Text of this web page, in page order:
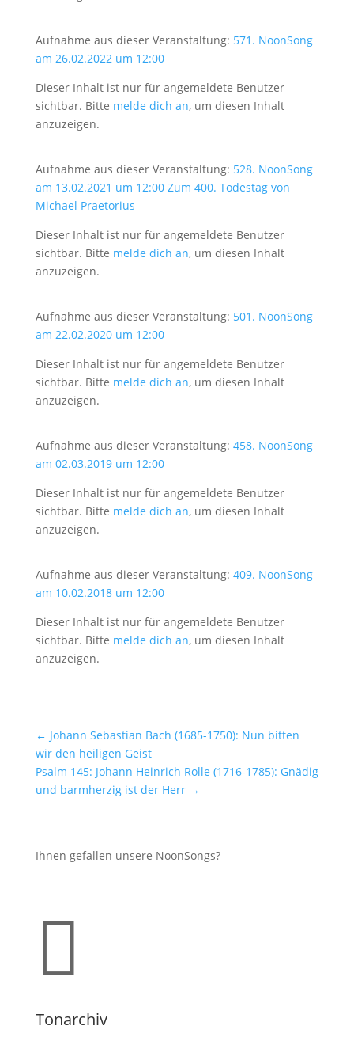
Aufnahme aus dieser Veranstaltung: 571. NoonSong
am 26.02.2022 um 12:00
Dieser Inhalt ist nur für angemeldete Benutzer
sichtbar. Bitte melde dich an, um diesen Inhalt
anzuzeigen.
Aufnahme aus dieser Veranstaltung: 528. NoonSong
am 13.02.2021 um 12:00 Zum 400. Todestag von
Michael Praetorius
Dieser Inhalt ist nur für angemeldete Benutzer
sichtbar. Bitte melde dich an, um diesen Inhalt
anzuzeigen.
Aufnahme aus dieser Veranstaltung: 501. NoonSong
am 22.02.2020 um 12:00
Dieser Inhalt ist nur für angemeldete Benutzer
sichtbar. Bitte melde dich an, um diesen Inhalt
anzuzeigen.
Aufnahme aus dieser Veranstaltung: 458. NoonSong
am 02.03.2019 um 12:00
Dieser Inhalt ist nur für angemeldete Benutzer
sichtbar. Bitte melde dich an, um diesen Inhalt
anzuzeigen.
Aufnahme aus dieser Veranstaltung: 409. NoonSong
am 10.02.2018 um 12:00
Dieser Inhalt ist nur für angemeldete Benutzer
sichtbar. Bitte melde dich an, um diesen Inhalt
anzuzeigen.
← Johann Sebastian Bach (1685-1750): Nun bitten
wir den heiligen Geist
Psalm 145: Johann Heinrich Rolle (1716-1785): Gnädig
und barmherzig ist der Herr→
Ihnen gefallen unsere NoonSongs?

Tonarchiv